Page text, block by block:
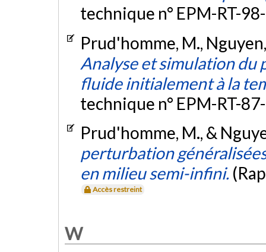
technique n° EPM-RT-
Prud'homme, M.,
Analyse et simulation du
fluide initialement à la
technique n° EPM-RT-
Prud'homme, M., &
perturbation
en milieu semi-infini.
Accès restreint
W